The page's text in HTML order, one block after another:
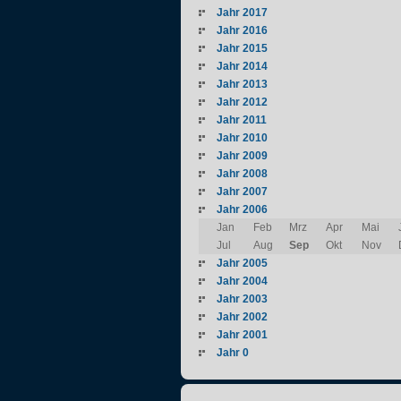
Jahr 2017
Jahr 2016
Jahr 2015
Jahr 2014
Jahr 2013
Jahr 2012
Jahr 2011
Jahr 2010
Jahr 2009
Jahr 2008
Jahr 2007
Jahr 2006
Jan
Feb Mrz Apr Mai
Jul
Aug Sep Okt Nov
Jahr 2005
Jahr 2004
Jahr 2003
Jahr 2002
Jahr 2001
Jahr 0